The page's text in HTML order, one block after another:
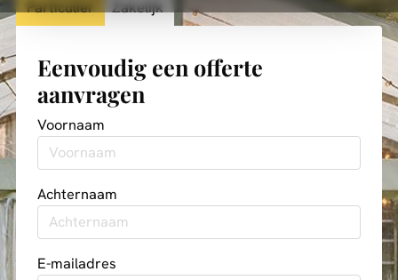
Particulier Zakelijk
Eenvoudig een offerte
aanvragen
Voornaam
Achternaam
E-mailadres